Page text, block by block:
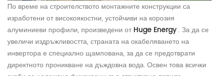
По време на строителството монтажните конструкции са
изработени от високоякостни, устойчиви на корозия
алуминиеви профили, произведени от Huge Energy. За да се
увеличи издръжливостта, страната на окабеляването на
инвертора е специално щампована, за да се предотврати
директното проникване на дъждовна вода. Освен това всички